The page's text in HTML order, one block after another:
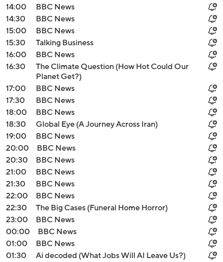
14:00
BBC News
14:30
BBC News
15:00
BBC News
15:30
Talking Business
16:00
BBC News
16:30
The Climate Question (How Hot Could Our
Planet Get?)
17:00
BBC News
17:30
BBC News
18:00
BBC News
18:30
Global Eye (A Journey Across Iran)
19:00
BBC News
20:00
BBC News
20:30
BBC News
21:00
BBC News
21:30
BBC News
22:00
BBC News
22:30
The Big Cases (Funeral Home Horror)
23:00
BBC News
00:00
BBC News
01:00
BBC News
01:30
Ai decoded (What Jobs Will AI Leave Us?)